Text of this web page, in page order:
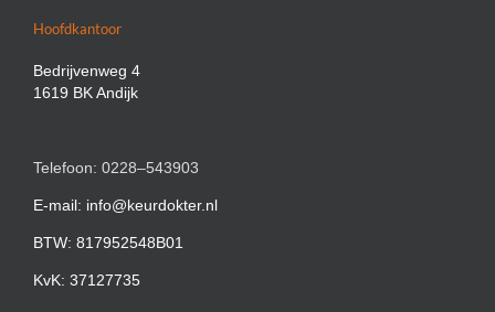
Hoofdkantoor
Bedrijvenweg 4
1619 BK Andijk
Telefoon: 0228–543903
E-mail: info@keurdokter.nl
BTW: 817952548B01
KvK: 37127735